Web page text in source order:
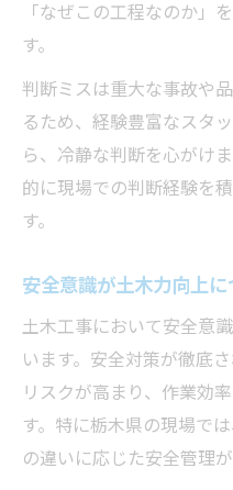
「なぜこの工程なのか」
す。
判断ミスは重大な事故や
るため、経験豊富なスタ
ら、冷静な判断を心がけ
的に現場での判断経験を
す。
安全意識が土木力向上
土木工事において安全意
います。安全対策が徹底
リスクが高まり、作業効
す。特に栃木県の現場で
の違いに応じた安全管理が